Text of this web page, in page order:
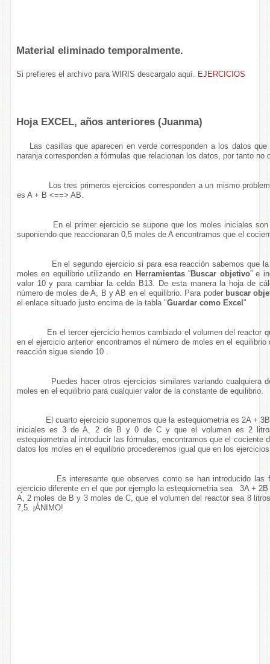
Material eliminado temporalmente.
Si prefieres el archivo para WIRIS descargalo aquí. EJERCICIOS
Hoja EXCEL, años anteriores (Juanma)
Las casillas que aparecen en verde corresponden a los datos
naranja corresponden a fórmulas que relacionan los datos, por tanto no
Los tres primeros ejercicios corresponden a un mismo problema
es A + B <==> AB.
En el primer ejercicio se supone que los moles iniciales son
suponiendo que reaccionaran 0,5 moles de A encontramos que el
En el segundo ejercicio si para esa reacción sabemos que la
moles en equilibrio utilizando en Herramientas“Buscar objetivo” e
valor 10 y para cambiar la celda B13. De esta manera la hoja de
número de moles de A, B y AB en el equilibrio. Para poder buscar
el enlace situado justo encima de la tabla "Guardar como Excel "
En el tercer ejercicio hemos cambiado el volumen del reactor
en el ejercicio anterior encontramos el número de moles en el
reacción sigue siendo 10 .
Puedes hacer otros ejercicios similares variando cualquiera de
moles en el equilibrio para cualquier valor de la constante de equilibrio.
El cuarto ejercicio suponemos que la estequiometria es 2A + 3B
iniciales es 3 de A, 2 de B y 0 de C y que el volumen es 2
estequiometria al introducir las fórmulas, encontramos que el cociente
datos los moles en el equilibrio procederemos igual que en los
Es interesante que observes como se han introducido las
ejercicio diferente en el que por ejemplo la estequiometria sea 3A +
A, 2 moles de B y 3 moles de C, que el volumen del reactor sea 8
7,5. ¡ÁNIMO!